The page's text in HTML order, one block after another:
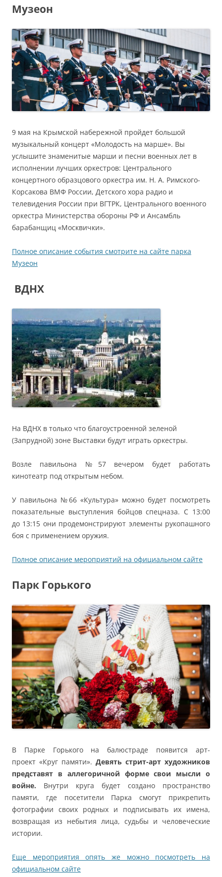
Музеон
9 мая на Крымской наберeжной пройдет большой
музыкальный концерт «Молодость на марше». Вы
услышите знаменитые марши и песни военных лет в
исполнении лучших оркестров: Центрального
концертного образцового оркестра им. Н. А. Римского-
Корсакова ВМФ России, Детского хора радио и
телевидения России при ВГТРК, Центрального военного
оркестра Министерства обороны РФ и Ансамбль
барабанщиц «Москвички».
Полное описание события смотрите на сайте парка
Музеон
ВДНХ
На ВДНХ в только что благоустроенной зеленой
(Запрудной) зоне Выставки будут играть оркестры.
Возле павильона №57 вечером будет работать
кинотеатр под открытым небом.
У павильона №66 «Культура» можно будет посмотреть
показательные выступления бойцов спецназа. С 13:00
до 13:15 они продемонстрируют элементы рукопашного
боя с применением оружия.
Полное описание мероприятий на официальном сайте
Парк Горького
В Парке Горького на балюстраде появится арт-
проект «Круг памяти». Девять стрит-арт художников
представят в аллегоричной форме свои мысли о
войне. Внутри круга будет создано пространство
памяти, где посетители Парка смогут прикрепить
фотографии своих родных и подписывать их имена,
возвращая из небытия лица, судьбы и человеческие
истории.
Еще мероприятия опять же можно посмотреть на
официальном сайте